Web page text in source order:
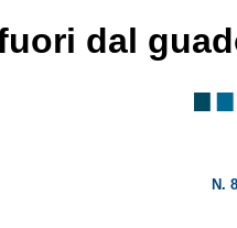
dal
N.